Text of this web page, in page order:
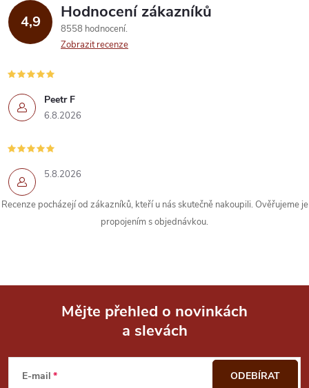
d
a
c
í
p
r
v
k
ý
4,9 Hodnocení zákazníků
8558 hodnocení
Zobrazit recenze
Peetr F
6.8.2026
5.8.2026
Recenze pocházejí od zákazníků, kteří u nás skutečně nakoupili. Ověřujeme je
propojením s objednávkou.
Mějte přehled o novinkách
a slevách
E-mail ODEBÍRAT